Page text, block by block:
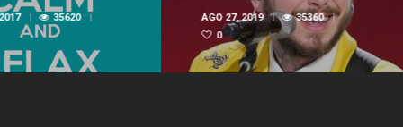
35620
AGO 27, 2019
35360
0